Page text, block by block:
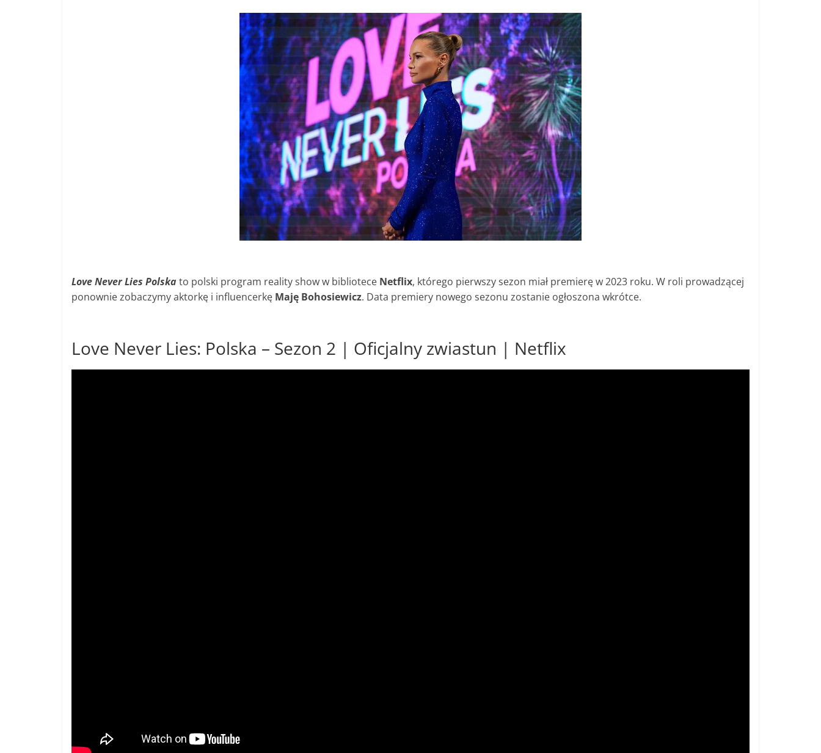
Love Never Lies Polskato polski program reality show w bibliotece Netflix, którego pierwszy sezon miał premierę w 2023 roku. W roli prowadzącej
ponownie zobaczymy aktorkę i influencerkę Maję Bohosiewicz. Data premiery nowego sezonu zostanie ogłoszona wkrótce.
Love Never Lies: Polska – Sezon 2 | Oficjalny zwiastun | Netflix